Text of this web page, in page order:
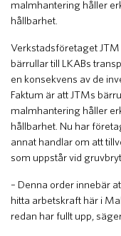
malmhantering håller
hållbarhet.
Verkstadsföretaget
bärrullar till LKABs
en konsekvens av de
Faktum är att JTMs
malmhantering håller
hållbarhet. Nu har
annat handlar om att
som uppstår vid
– Denna order innebär
hitta arbetskraft här i
redan har fullt upp,